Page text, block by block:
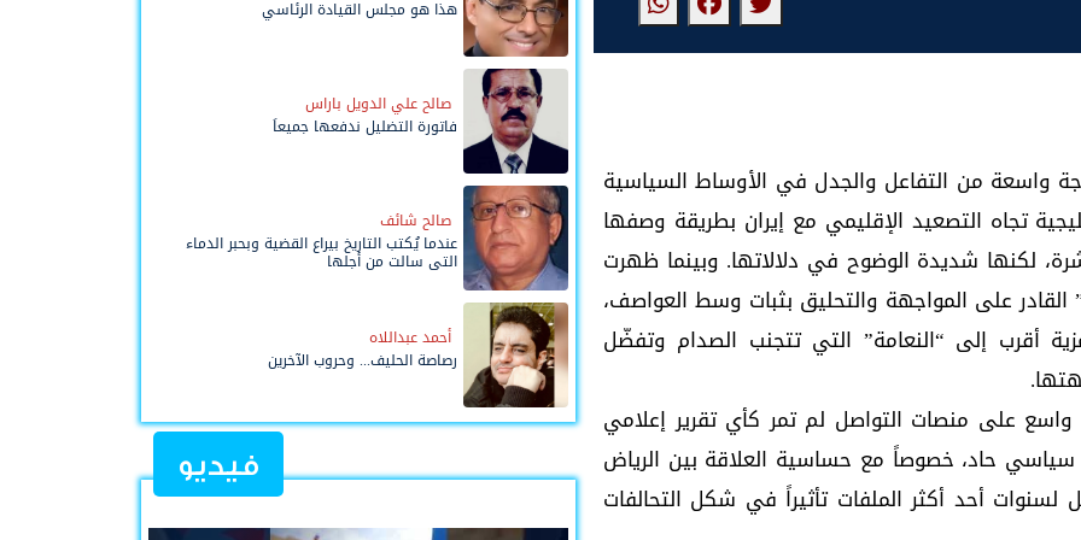
واسعة من التفاعل والجدل في الأوساط السياسية
تجاه التصعيد الإقليمي مع إيران بطريقة وصفها
لكنها شديدة الوضوح في دلالاتها. وبينما ظهرت
القادر على المواجهة والتحليق بثبات وسط العواصف،
أقرب إلى “النعامة” التي تتجنب الصدام وتفضّل
على منصات التواصل لم تمر كأي تقرير إعلامي
حاد، خصوصاً مع حساسية العلاقة بين الرياض
أحد أكثر الملفات تأثيراً في شكل التحالفات
هذا هو مجلس القيادة الرئاسي
صالح علي الدويل باراس
فاتورة التضليل ندفعها جميعاً
صالح شائف
عندما يُكتب التاريخ بيراع القضية وبحبر الدماء
التي سالت من أجلها
أحمد عبداللاه
رصاصة الحليف... وحروب الآخرين
فيديو